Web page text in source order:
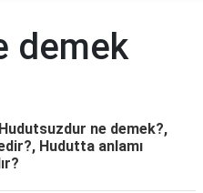
demek
ne demek?,
Hudutta anlamı